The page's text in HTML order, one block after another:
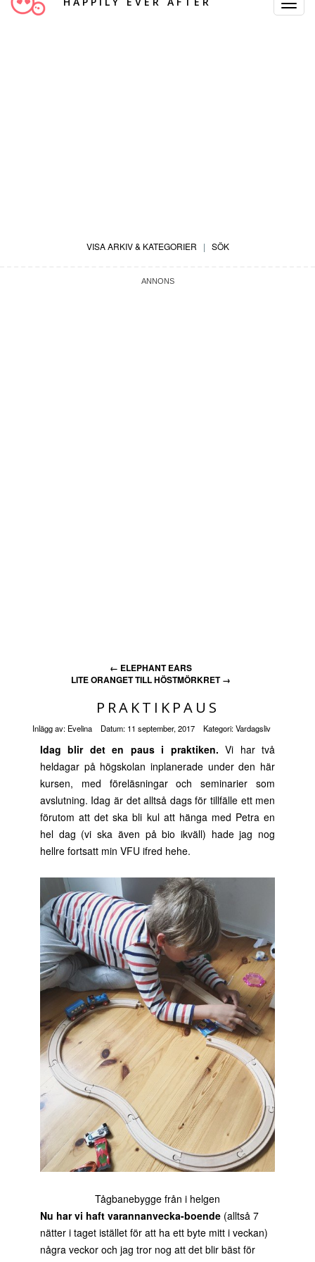
Toggle
VISA ARKIV & KATEGORIER | SÖK
← ELEPHANT EARS
LITE ORANGET TILL HÖSTMÖRKRET→
PRAKTIKPAUS
Inlägg av: Evelina Datum: 11 september, 2017 Kategori:Vardagsliv
Idag blir det en paus i praktiken. Vi har två
heldagar på högskolan inplanerade under den här
kursen, med föreläsningar och seminarier som
avslutning. Idag är det alltså dags för tillfälle ett men
förutom att det ska bli kul att hänga med Petra en
hel dag (vi ska även på bio ikväll) hade jag nog
hellre fortsatt min VFU ifred hehe.
Tågbanebygge från i helgen
Nu har vi haft varannanvecka-boende(alltså 7
nätter i taget istället för att ha ett byte mitt i veckan)
några veckor och jag tror nog att det blir bäst för